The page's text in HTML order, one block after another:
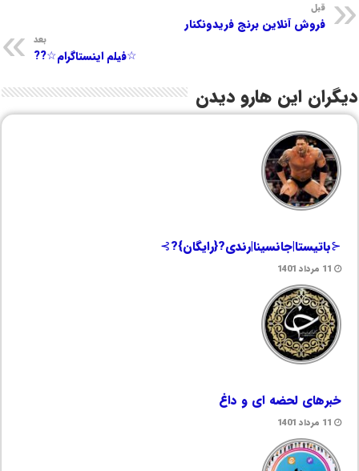
قبل
فروش آنلاین برنج فریدونکنار
بعد
☆فیلم اینستاگرام☆??
دیگران این هارو دیدن
⊰باتیستا|جانسینا|رندی?{رایگان}?⊱
11 مرداد 1401
خبرهای لحضه ای و داغ
11 مرداد 1401